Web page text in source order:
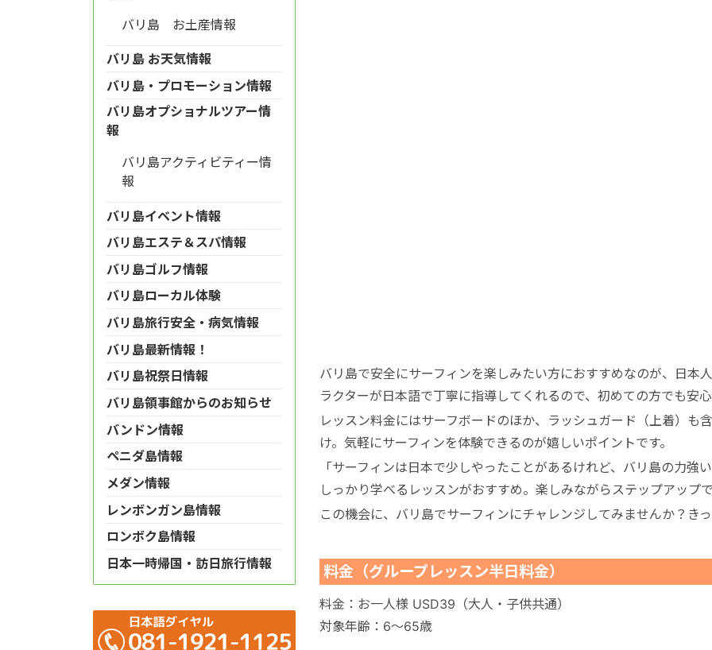
バリ島で安全にサーフィンを楽しみたい方におすすめなのが、日本
ラクターが日本語で丁寧に指導してくれるので、初めての方でも安
レッスン料金にはサーフボードのほか、ラッシュガード（上着）も
け。気軽にサーフィンを体験できるのが嬉しいポイントです。
「サーフィンは日本で少しやったことがあるけれど、バリ島の力
しっかり学べるレッスンがおすすめ。楽しみながらステップアップ
この機会に、バリ島でサーフィンにチャレンジしてみませんか？き
料金（グループレッスン半日料金）
料金：お一人様 USD39（大人・子供共通）
対象年齢：6〜65歳
バリ島 お土産情報
バリ島 お天気情報
バリ島・プロモーション情報
バリ島オプショナルツアー情
報
バリ島アクティビティー情
報
バリ島イベント情報
バリ島エステ＆スパ情報
バリ島ゴルフ情報
バリ島ローカル体験
バリ島旅行安全・病気情報
バリ島最新情報！
バリ島祝祭日情報
バリ島領事館からのお知らせ
バンドン情報
ペニダ島情報
メダン情報
レンボンガン島情報
ロンボク島情報
日本一時帰国・訪日旅行情報